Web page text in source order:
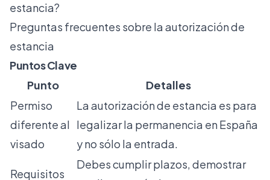
estancia?
Preguntas frecuentes sobre la autorización de
estancia
Puntos Clave
Punto
Detalles
Permiso
diferente al
visado
La autorización de estancia es para
legalizar la permanencia en España
y no sólo la entrada.
Requisitos
Debes cumplir plazos, demostrar